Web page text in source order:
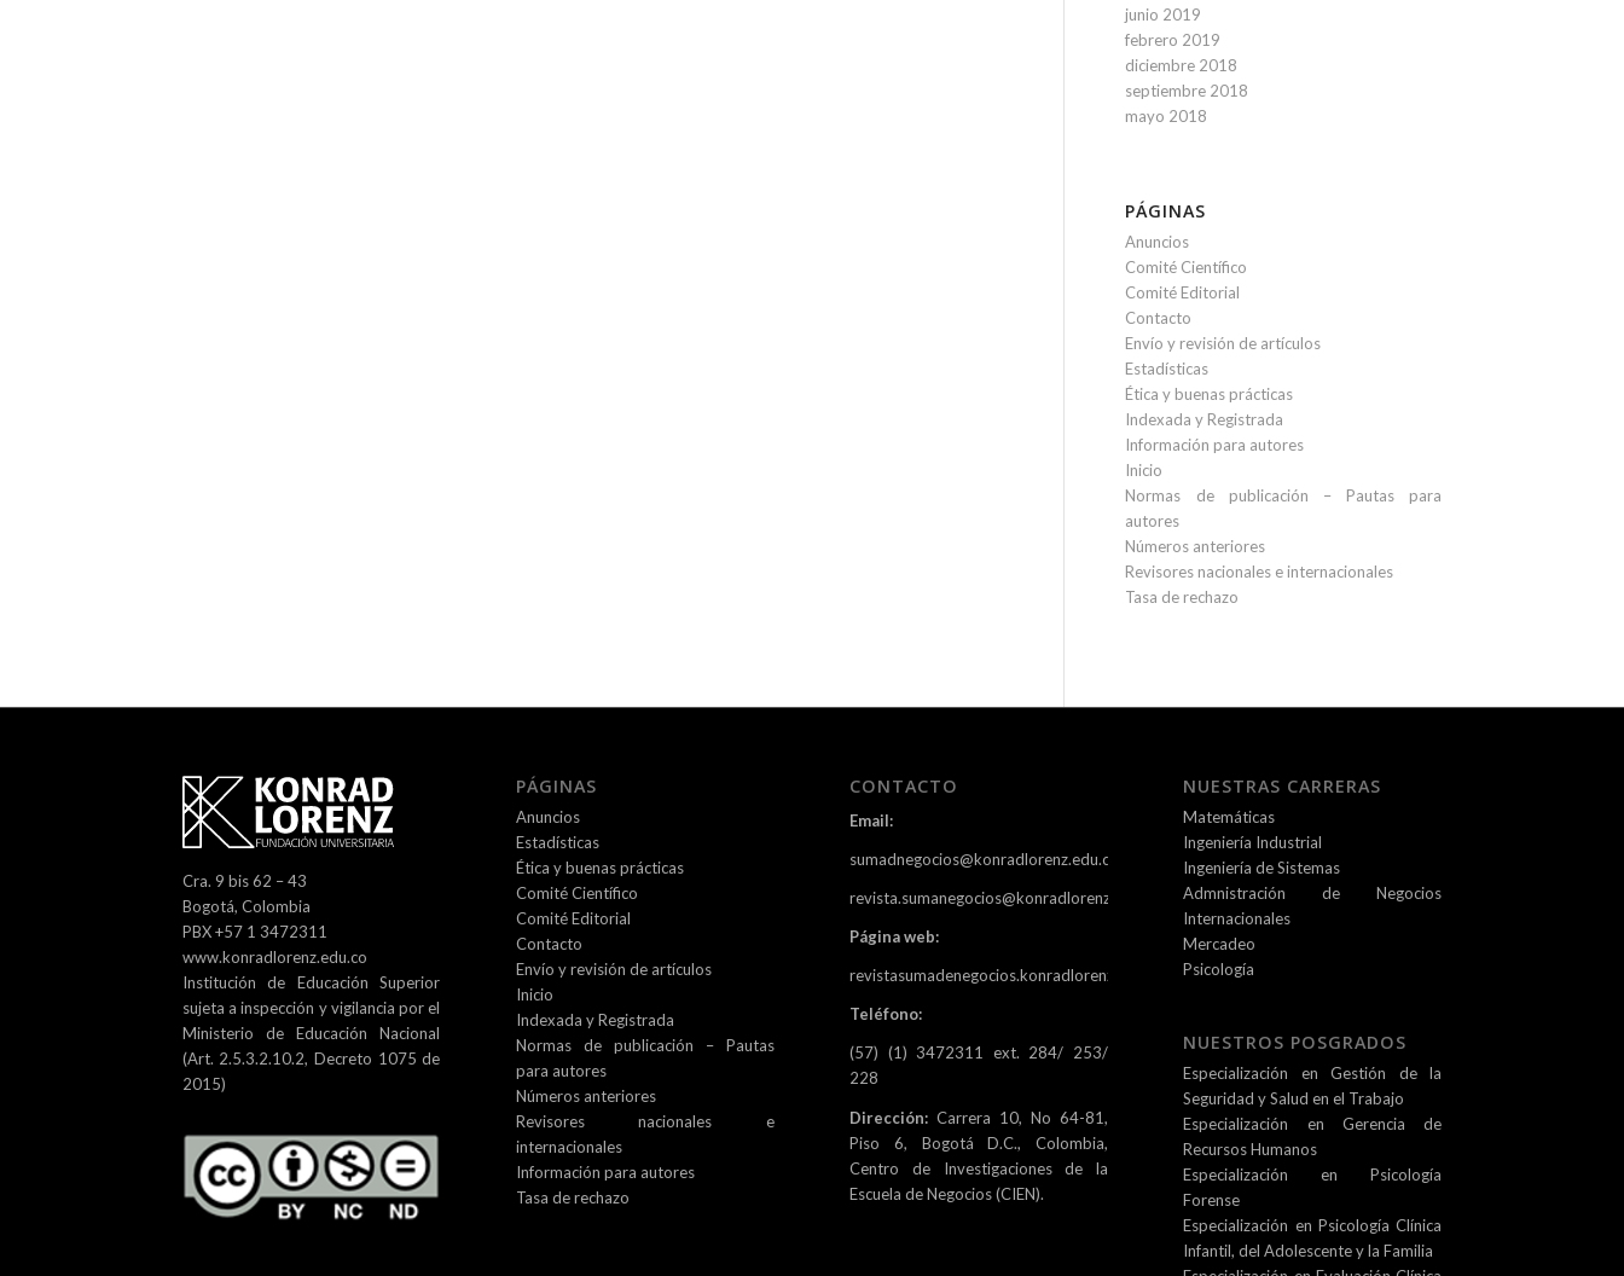
junio 2019
febrero 2019
diciembre 2018
septiembre 2018
mayo 2018
PÁGINAS
Anuncios
Comité Científico
Comité Editorial
Contacto
Envío y revisión de artículos
Estadísticas
Ética y buenas prácticas
Indexada y Registrada
Información para autores
Inicio
Normas de publicación – Pautas para
autores
Números anteriores
Revisores nacionales e internacionales
Tasa de rechazo
Cra. 9 bis 62 – 43
Bogotá, Colombia
PBX +57 1 3472311
www.konradlorenz.edu.co
Institución de Educación Superior
sujeta a inspección y vigilancia por el
Ministerio de Educación Nacional
(Art. 2.5.3.2.10.2, Decreto 1075 de
2015)
PÁGINAS
Anuncios
Estadísticas
Ética y buenas prácticas
Comité Científico
Comité Editorial
Contacto
Envío y revisión de artículos
Inicio
Indexada y Registrada
Normas de publicación – Pautas
para autores
Números anteriores
Revisores nacionales e
internacionales
Información para autores
Tasa de rechazo
CONTACTO
Email:
sumadnegocios@konradlorenz.edu.co
revista.sumanegocios@konradlorenz.edu.co
Página web:
revistasumadenegocios.konradlorenz.edu.co
Teléfono:
(57) (1) 3472311 ext. 284/ 253/
228
Dirección: Carrera 10, No 64-81,
Piso 6, Bogotá D.C., Colombia,
Centro de Investigaciones de la
Escuela de Negocios (CIEN).
NUESTRAS CARRERAS
Matemáticas
Ingeniería Industrial
Ingeniería de Sistemas
Admnistración de Negocios
Internacionales
Mercadeo
Psicología
NUESTROS POSGRADOS
Especialización en Gestión de la
Seguridad y Salud en el Trabajo
Especialización en Gerencia de
Recursos Humanos
Especialización en Psicología
Forense
Especialización en Psicología Clínica
Infantil, del Adolescente y la Familia